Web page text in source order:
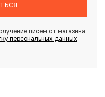
писем от магазина
персональных данных